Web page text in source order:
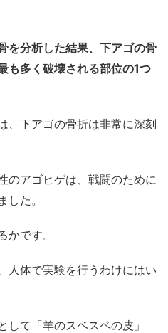
を分析した結果、下アゴの骨
も多く破壊される部位の1つ
、下アゴの骨折は非常に深刻
のアゴヒゲは、戦闘のために
た。
かです。
人体で実験を行うわけにはい
して「羊のスベスベの皮」